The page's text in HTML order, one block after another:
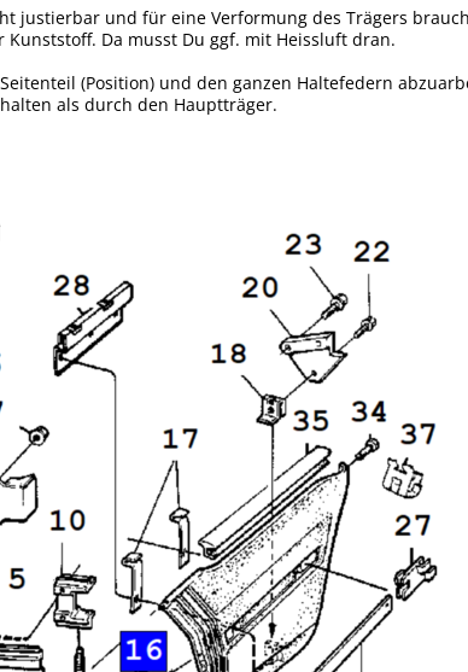
justierbar und für eine Verformung des Trägers
Kunststoff. Da musst Du ggf. mit Heissluft dran.
(Position) und den ganzen Haltefedern
als durch den Hauptträger.